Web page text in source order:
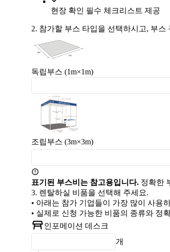
현장 확인 필수 체크리스트 제공
2. 참가할 부스 타입을 선택하시고, 부스
독립부스 (1m×1m)
조립부스 (3m×3m)
표기된 부스비는 참고용입니다. 정확한
3. 렌탈하실 비품을 선택해 주세요.
• 아래는 참가 기업들이 가장 많이 사용
• 실제로 신청 가능한 비품의 종류와 정
인포메이션 데스크
개